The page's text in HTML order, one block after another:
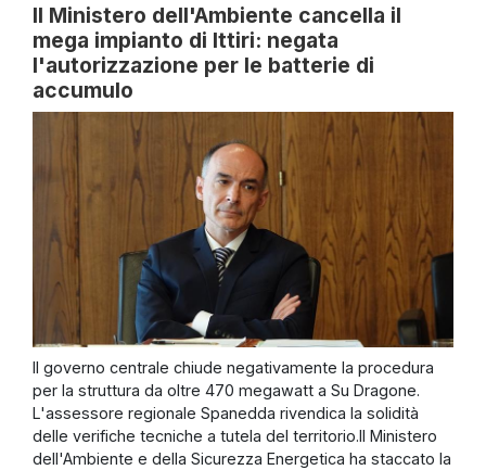
Il Ministero dell'Ambiente cancella il
mega impianto di Ittiri: negata
l'autorizzazione per le batterie di
accumulo
Il governo centrale chiude negativamente la procedura
per la struttura da oltre 470 megawatt a Su Dragone.
L'assessore regionale Spanedda rivendica la solidità
delle verifiche tecniche a tutela del territorio.Il Ministero
dell'Ambiente e della Sicurezza Energetica ha staccato la